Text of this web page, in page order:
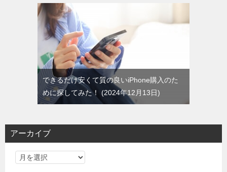
できるだけ安くて質の良いiPhone購入のた
めに探してみた！
2024年12月13日
アーカイブ
ア